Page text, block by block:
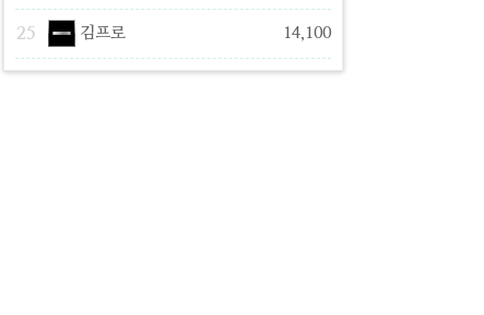
25 김프로 14,100